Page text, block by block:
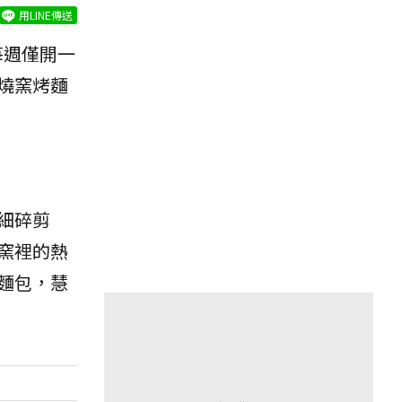
用LINE傳送
僅開一
窯烤麵
碎剪
裡的熱
包，慧